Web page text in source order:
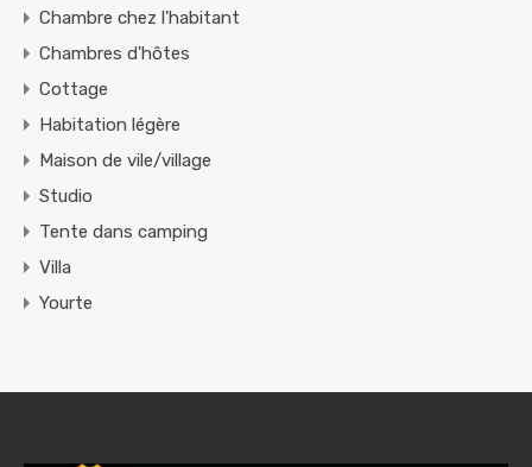
Chambre chez l'habitant
Chambres d'hôtes
Cottage
Habitation légère
Maison de vile/village
Studio
Tente dans camping
Villa
Yourte